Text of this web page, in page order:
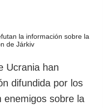
Ucrania han
difundida por los
enemigos sobre la